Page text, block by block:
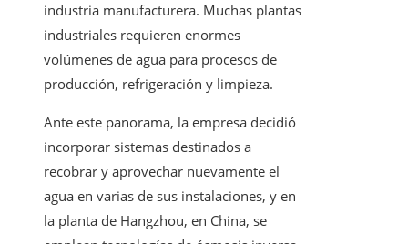
industria manufacturera. Muchas plantas
industriales requieren enormes
volúmenes de agua para procesos de
producción, refrigeración y limpieza.
Ante este panorama, la empresa decidió
incorporar sistemas destinados a
recobrar y aprovechar nuevamente el
agua en varias de sus instalaciones, y en
la planta de Hangzhou, en China, se